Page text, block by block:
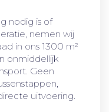
nodig is of
nemen wij
in ons 1300 m²
onmiddellijk
Geen
uitvoering.